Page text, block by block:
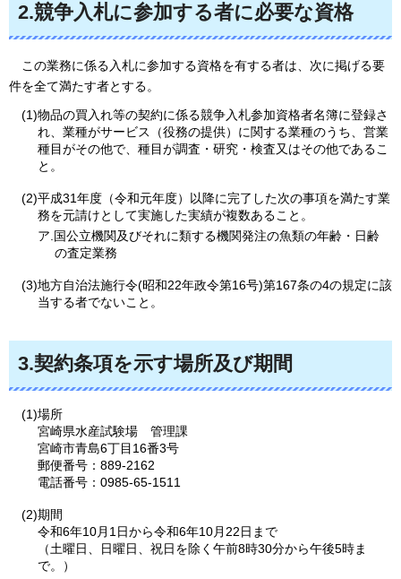
2.競争入札に参加する者に必要な資格
この業務に係る入札に参加する資格を有する者は、次に掲げる要
件を全て満たす者とする。
(1)物品の買入れ等の契約に係る競争入札参加資格者名簿に登録さ
れ、業種がサービス（役務の提供）に関する業種のうち、営業
種目がその他で、種目が調査・研究・検査又はその他であるこ
と。
(2)平成31年度（令和元年度）以降に完了した次の事項を満たす業
務を元請けとして実施した実績が複数あること。
ア.国公立機関及びそれに類する機関発注の魚類の年齢・日齢
の査定業務
(3)地方自治法施行令(昭和22年政令第16号)第167条の4の規定に該
当する者でないこと。
3.契約条項を示す場所及び期間
(1)場所
宮崎県水産試験場
管理課
宮崎市青島6丁目16番3号
郵便番号：889-2162
電話番号：0985-65-1511
(2)期間
令和6年10月1日から令和6年10月22日まで
（土曜日、日曜日、祝日を除く午前8時30分から午後5時ま
で。）